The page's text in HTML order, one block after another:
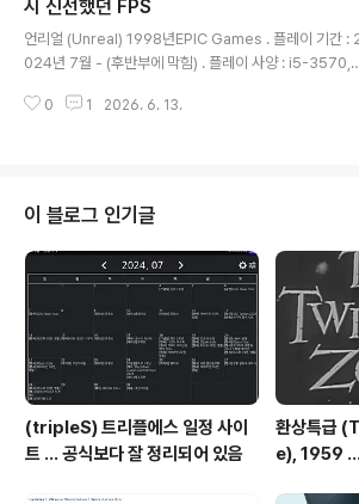
-4od CentipedeRemember Centipede, an old vi
deo game from 1983? Download it and play aga
in on MyAbandonware.www.myabandonware...
시 신선했던 FPS
언리얼 (Unreal) 1998년EPIC Games . 플레이 기간 :
024년 7월 - (후반부에 막힘) . 플레이 사양 : i5-3570,
ory.com/1155 윈도우 XP만 설치하기에는 넘치는(?) 3
런데 마지막 해체 때 CPU가 서물 글리스가 말라 있xcool
cat7.tistory.comTotally Unreal sms 합본 제품입니
다. . 언리얼 나무위키https://namu.wiki/w/%EC%9
6%B8%EB%A6%AC%EC%96%BC(..
0 1 2026. 6. 13.
이 블로그 인기글
(tripleS) 트리플에스 일정 사이
트 ... 공식보다 잘 정리되어 있음
환상특급
e), 1959 ...